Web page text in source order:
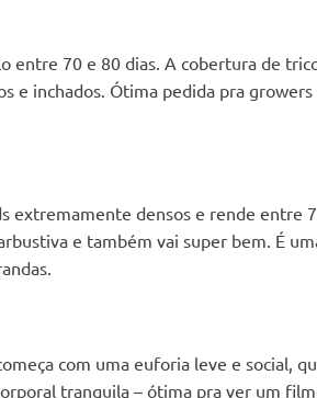
entre 70 e 80 dias. A cobertura de
e inchados. Ótima pedida pra
extremamente densos e rende entre
e também vai super bem. É
com uma euforia leve e social,
tranquila – ótima pra ver um